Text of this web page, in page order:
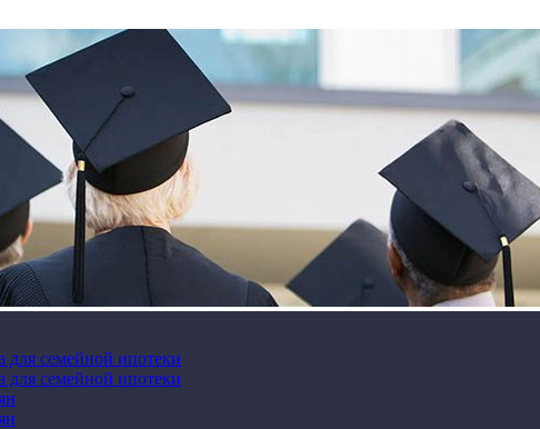
для семейной ипотеки
для семейной ипотеки